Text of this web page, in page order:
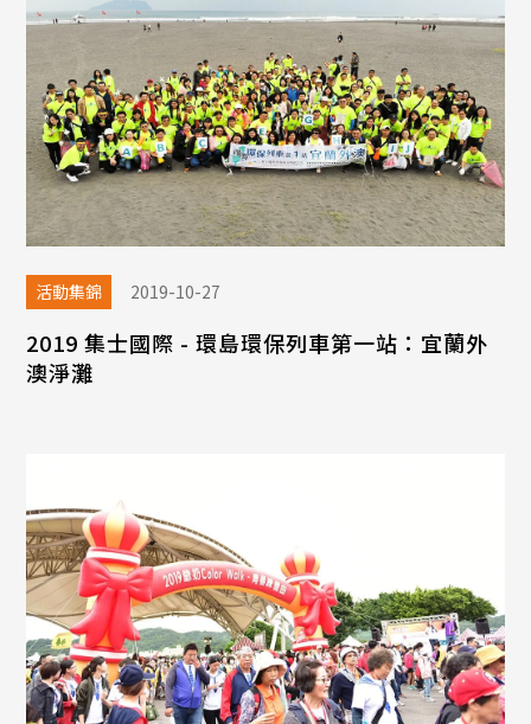
活動集錦 2019-10-27
2019 集士國際 - 環島環保列車第一站：宜蘭外
澳淨灘